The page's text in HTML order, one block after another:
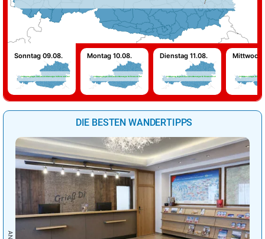
Sonntag 09.08.
Für Sonntag liegen derzeit keine Warnungen für Österreich vor!
Montag 10.08.
Für Montag liegen derzeit keine Warnungen für Österreich vor!
Dienstag 11.08.
Für Dienstag liegen derzeit keine Warnungen für Österreich vor!
Mittwoch
Für Mittwoch liegen derzeit
DIE BESTEN WANDERTIPPS